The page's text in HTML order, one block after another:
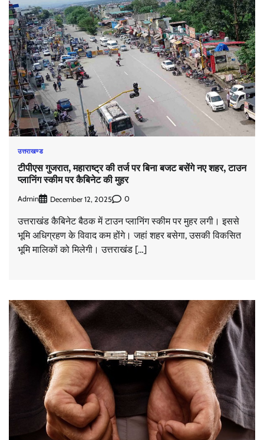
उत्तराखण्ड
टीपीएस गुजरात, महाराष्ट्र की तर्ज पर बिना बजट बसेंगे नए शहर, टाउन
प्लानिंग स्कीम पर कैबिनेट की मुहर
Admin December 12, 2025 0
उत्तराखंड कैबिनेट बैठक में टाउन प्लानिंग स्कीम पर मुहर लगी। इससे
भूमि अधिग्रहण के विवाद कम होंगे। जहां शहर बसेगा, उसकी विकसित
भूमि मालिकों को मिलेगी। उत्तराखंड […]